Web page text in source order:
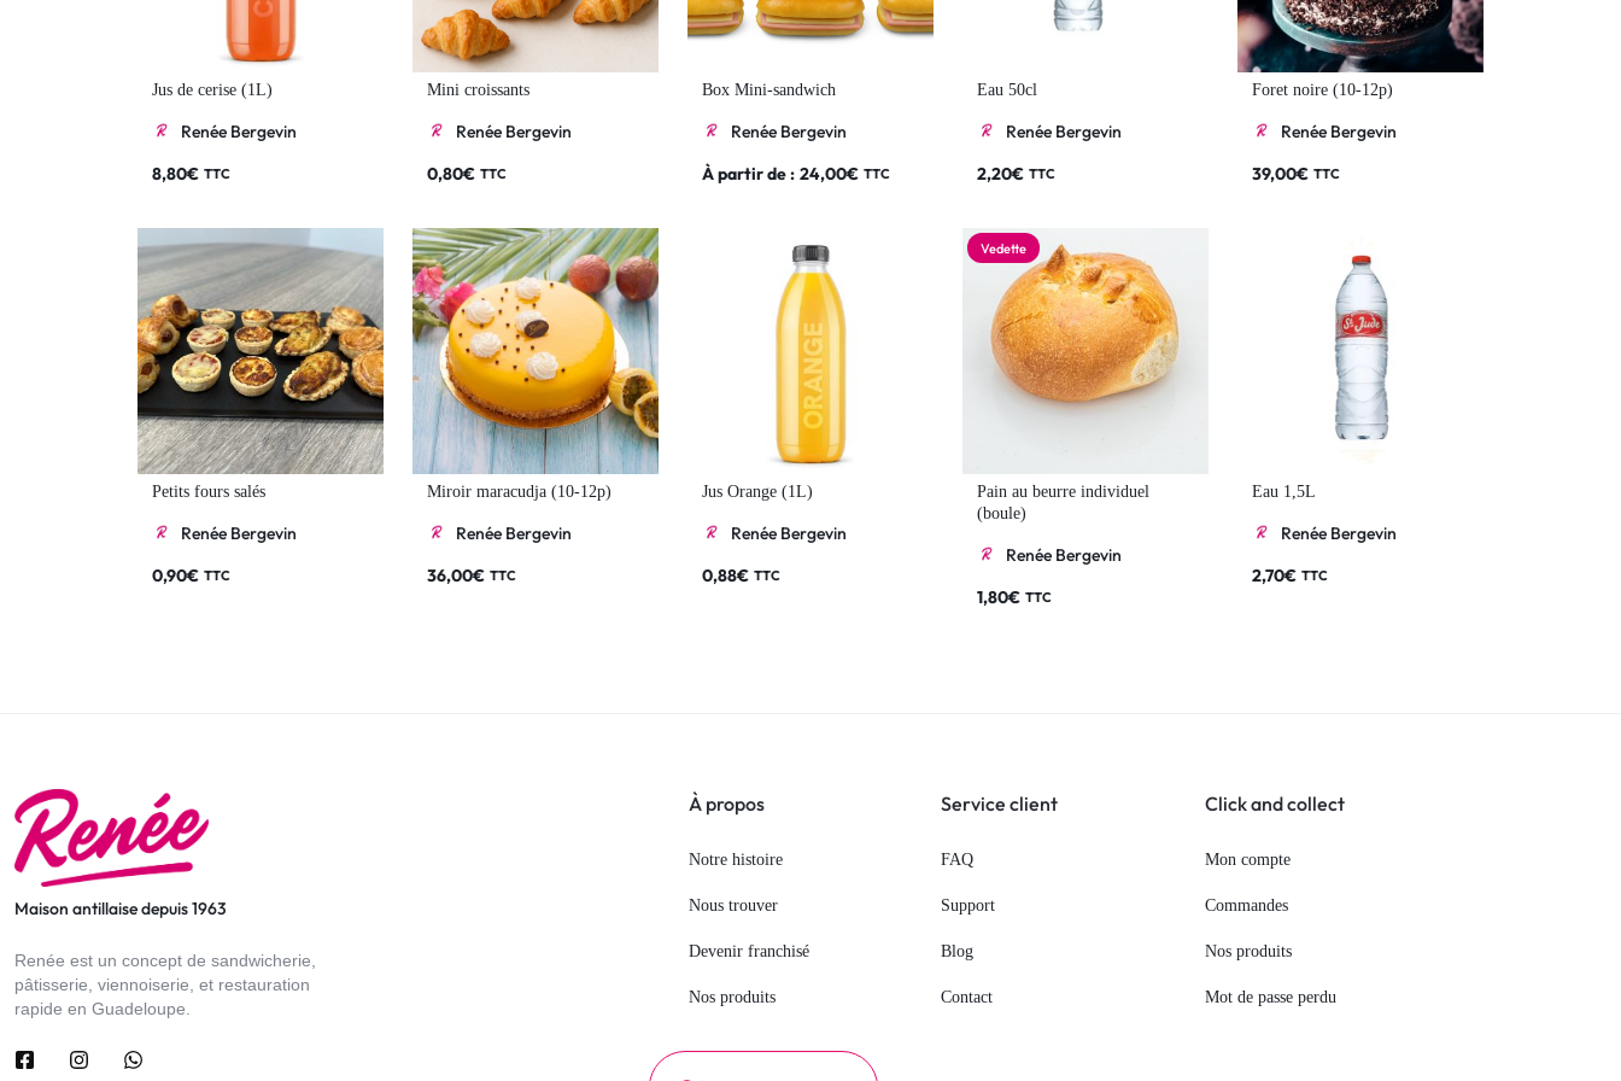
Jus de cerise (1L)
Renée Bergevin
8,80€ TTC
Mini croissants
Renée Bergevin
0,80€ TTC
Box Mini-sandwich
Renée Bergevin
À partir de : 24,00€ TTC
Eau 50cl
Renée Bergevin
2,20€ TTC
Foret noire (10-12p)
Renée Bergevin
39,00€ TTC
Petits fours salés
Renée Bergevin
0,90€ TTC
Miroir maracudja (10-12p)
Renée Bergevin
36,00€ TTC
Jus Orange (1L)
Renée Bergevin
0,88€ TTC
Vedette
Pain au beurre individuel
(boule)
Renée Bergevin
1,80€ TTC
Eau 1,5L
Renée Bergevin
2,70€ TTC
Maison antillaise depuis 1963
Renée est un concept de sandwicherie,
pâtisserie, viennoiserie, et restauration
rapide en Guadeloupe.
À propos
Notre histoire
Nous trouver
Devenir franchisé
Nos produits
Service client
FAQ
Support
Blog
Contact
Click and collect
Mon compte
Commandes
Nos produits
Mot de passe perdu